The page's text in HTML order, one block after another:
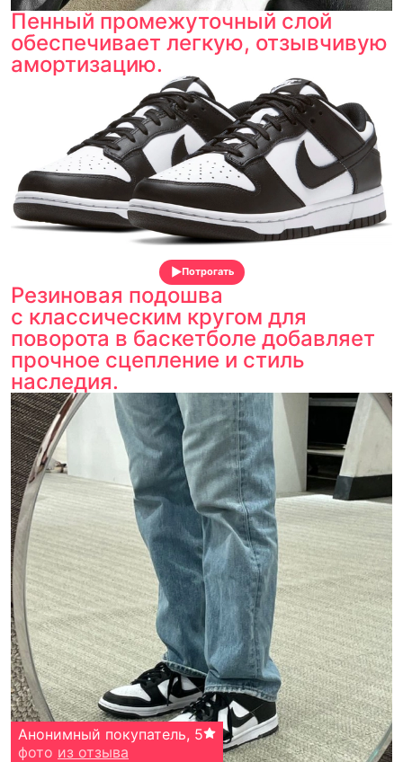
Пенный промежуточный слой
обеспечивает легкую, отзывчивую
амортизацию.
Потрогать
Резиновая подошва
с классическим кругом для
поворота в баскетболе добавляет
прочное сцепление и стиль
наследия.
Анонимный покупатель, 5
фото из отзыва